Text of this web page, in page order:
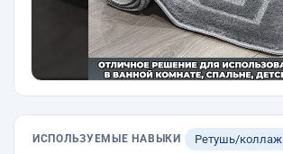
ИСПОЛЬЗУЕМЫЕ НАВЫКИ Ретушь/коллаж